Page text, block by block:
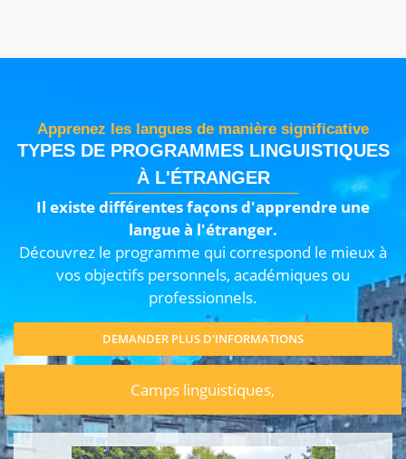
Apprenez les langues de manière significative
TYPES DE PROGRAMMES LINGUISTIQUES
À L'ÉTRANGER
Il existe différentes façons d'apprendre une
langue à l'étranger.
Découvrez le programme qui correspond le mieux à
vos objectifs personnels, académiques ou
professionnels.
DEMANDER PLUS D'INFORMATIONS
Camps linguistiques,